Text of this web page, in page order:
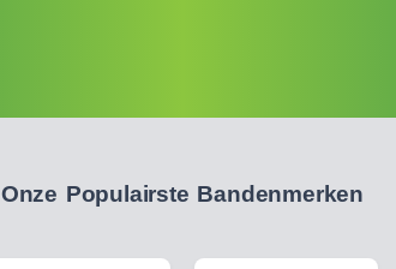
Onze Populairste Bandenmerken